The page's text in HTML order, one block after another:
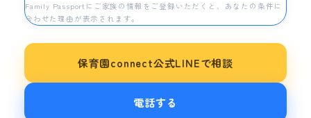
Family Passportにご家族の情報をご登録いただくと、あなたの条件に
合わせた理由が表示されます。
保育園connect公式LINEで相談
電話する